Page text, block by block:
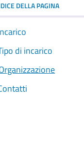
DELLA PAGINA
di incarico